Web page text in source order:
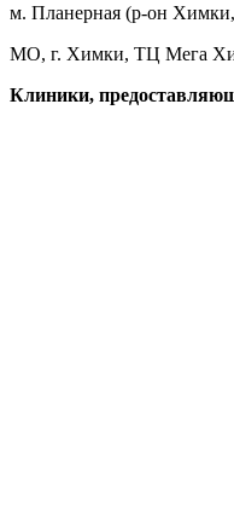
м. Планерная (р-он
МО, г. Химки, ТЦ Мега
Клиники,